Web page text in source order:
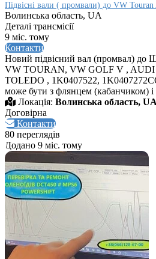
Підвісні вали ( промвали) до VW
Волинська область, UA
Деталі трансмісії
9 міс. тому
Контакти
Новий підвісний вал (промвал) до
VW TOURAN, VW GOLF V , AUDI
TOLEDO , 1K0407522,
може бути з флянцем (кабанчиком) і
Локація: Волинська область,
Договірна
Контакти
80 переглядів
Додано 9 міс. тому